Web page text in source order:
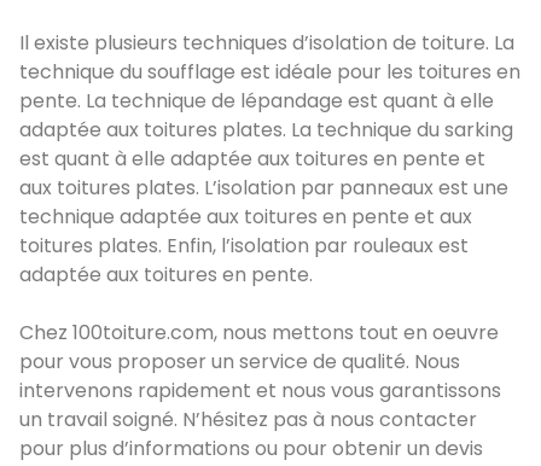
Il existe plusieurs techniques d’isolation de toiture. La
technique du soufflage est idéale pour les toitures en
pente. La technique de lépandage est quant à elle
adaptée aux toitures plates. La technique du sarking
est quant à elle adaptée aux toitures en pente et
aux toitures plates. L’isolation par panneaux est une
technique adaptée aux toitures en pente et aux
toitures plates. Enfin, l’isolation par rouleaux est
adaptée aux toitures en pente.
Chez 100toiture.com, nous mettons tout en oeuvre
pour vous proposer un service de qualité. Nous
intervenons rapidement et nous vous garantissons
un travail soigné. N’hésitez pas à nous contacter
pour plus d’informations ou pour obtenir un devis